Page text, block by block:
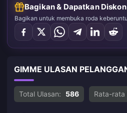
Bagikan & Dapatkan
Bagikan untuk membuka roda
GIMME ULASAN
Total Ulasan: 586 Rata-rata